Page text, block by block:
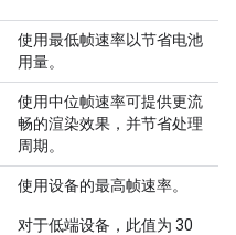
使用最低帧速率以节省电池
用量。
使用中位帧速率可提供更流
畅的渲染效果，并节省处理
周期。
使用设备的最高帧速率。
对于低端设备，此值为 30